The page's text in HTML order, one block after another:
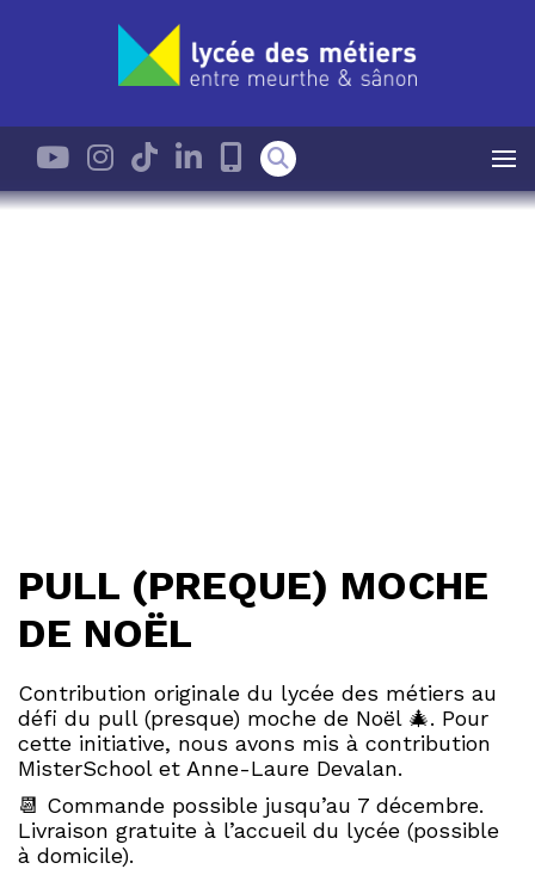
PULL (PREQUE) MOCHE
DE NOËL
Contribution originale du lycée des métiers au
défi du pull (presque) moche de Noël 🎄. Pour
cette initiative, nous avons mis à contribution
MisterSchool et Anne-Laure Devalan.
📆 Commande possible jusqu’au 7 décembre.
Livraison gratuite à l’accueil du lycée (possible
à domicile).